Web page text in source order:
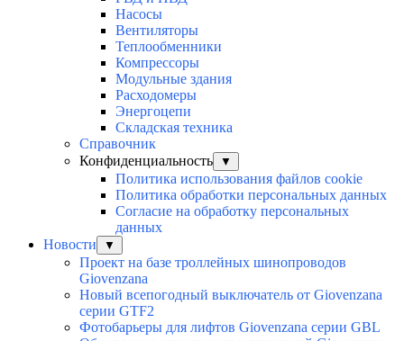
Насосы
Вентиляторы
Теплообменники
Компрессоры
Модульные здания
Расходомеры
Энергоцепи
Складская техника
Справочник
Конфиденциальность
▼
Политика использования файлов cookie
Политика обработки персональных данных
Согласие на обработку персональных
данных
Новости
▼
Проект на базе троллейных шинопроводов
Giovenzana
Новый всепогодный выключатель от Giovenzana
серии GTF2
Фотобарьеры для лифтов Giovenzana серии GBL